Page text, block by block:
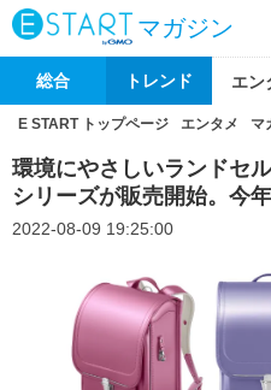
マガジン
総合 トレンド エン
E START トップページ エンタメ マ
環境にやさしいランドセ
シリーズが販売開始。今
2022-08-09 19:25:00